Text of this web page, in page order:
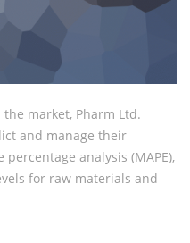
market, Pharm Ltd.
and manage their
analysis (MAPE),
for raw materials and